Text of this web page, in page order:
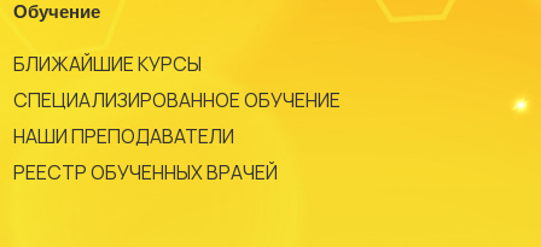
Обучение
БЛИЖАЙШИЕ КУРСЫ
СПЕЦИАЛИЗИРОВАННОЕ ОБУЧЕНИЕ
НАШИ ПРЕПОДАВАТЕЛИ
РЕЕСТР ОБУЧЕННЫХ ВРАЧЕЙ